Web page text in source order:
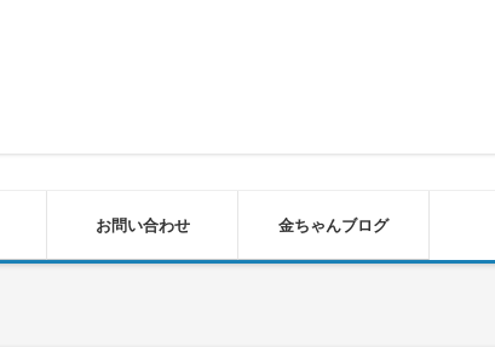
お問い合わせ 金ちゃんブログ